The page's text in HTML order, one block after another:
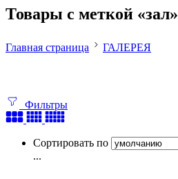
Товары с меткой «зал»
Главная страница ГАЛЕРЕЯ
Фильтры
Сортировать по
...